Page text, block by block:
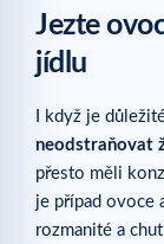
Jezte
jídlu
I když je
neodstraňovat
přesto měli
je případ ovoce
rozmanité a